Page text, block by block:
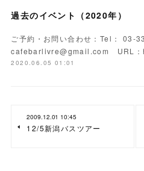
過去のイベント（2020年）
ご予約・お問い合わせ：Tel： 03-
cafebarlivre@gmail.com URL
2020.06.05 01:01
2009.12.01 10:45
12/5新潟バスツアー